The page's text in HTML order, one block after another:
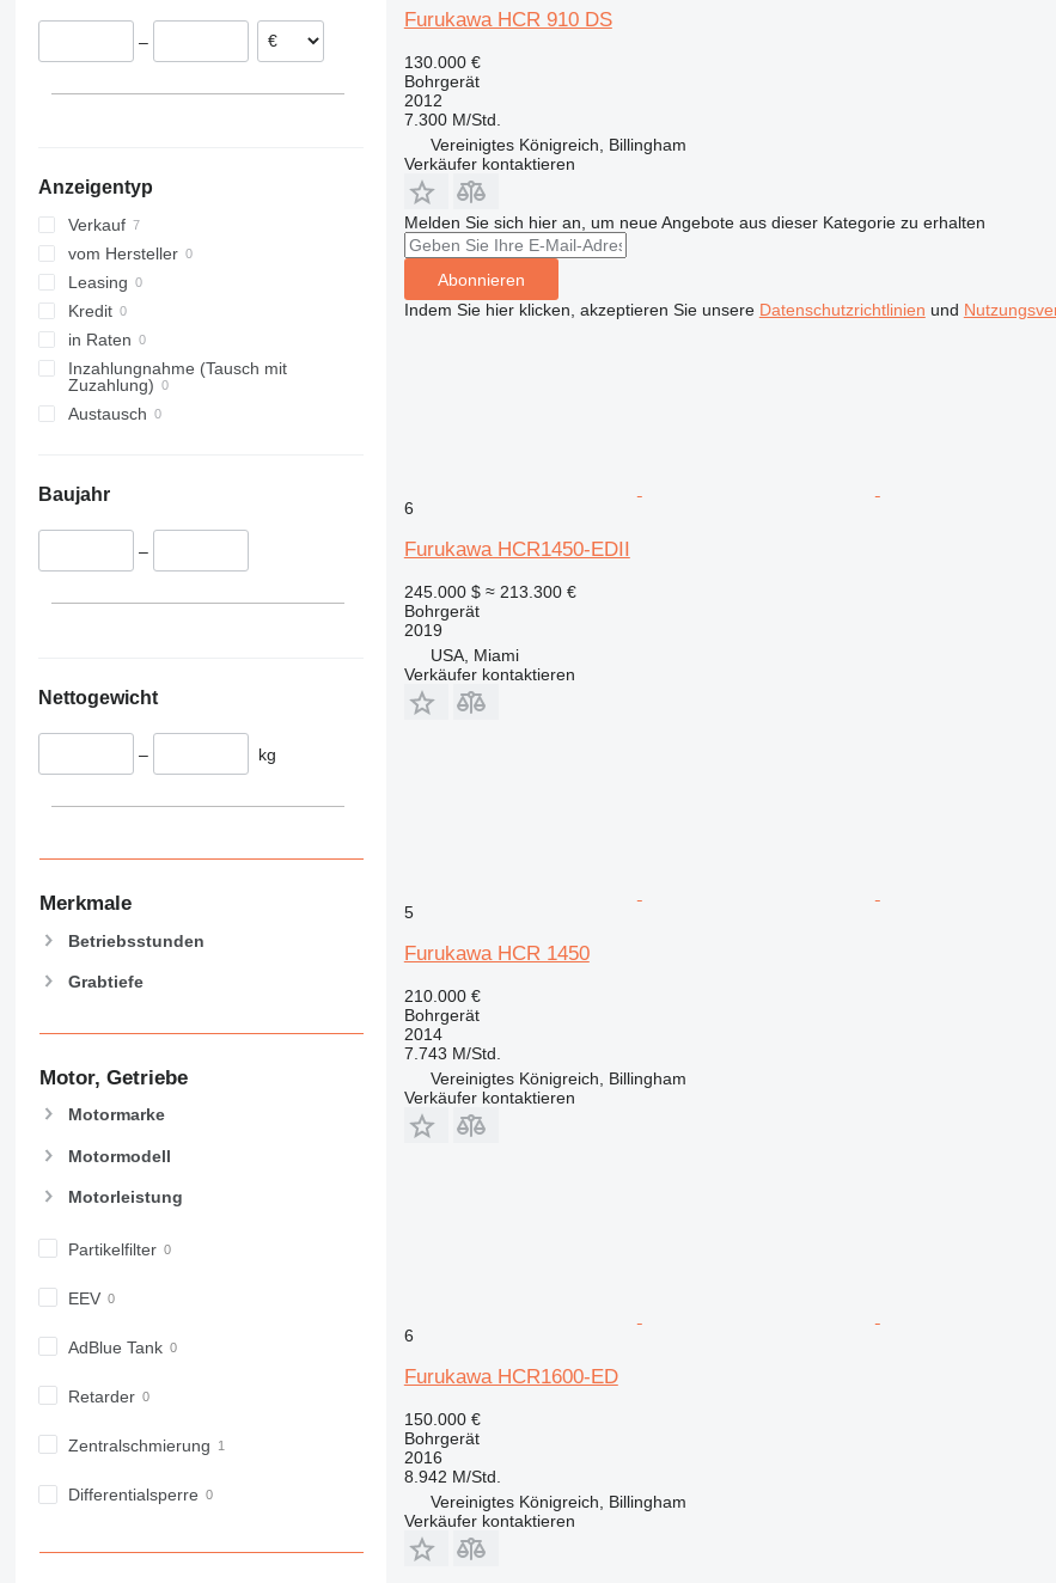
–
Anzeigentyp
Verkauf
vom Hersteller
Leasing
Kredit
in Raten
Inzahlungnahme (Tausch mit
Zuzahlung)
Austausch
Baujahr
–
Nettogewicht
– kg
Merkmale
Betriebsstunden
Grabtiefe
Motor, Getriebe
Motormarke
Motormodell
Motorleistung
Partikelfilter
EEV
AdBlue Tank
Retarder
Zentralschmierung
Differentialsperre
Furukawa HCR 910 DS
130.000 €
Bohrgerät
2012
7.300 M/Std.
Vereinigtes Königreich, Billingham
Verkäufer kontaktieren
Melden Sie sich hier an, um neue Angebote aus dieser Kategorie zu erhalten
Abonnieren
Indem Sie hier klicken, akzeptieren Sie unsere Datenschutzrichtlinien und
6
Furukawa HCR1450-EDII
245.000 $ ≈ 213.300 €
Bohrgerät
2019
USA, Miami
Verkäufer kontaktieren
5
Furukawa HCR 1450
210.000 €
Bohrgerät
2014
7.743 M/Std.
Vereinigtes Königreich, Billingham
Verkäufer kontaktieren
6
Furukawa HCR1600-ED
150.000 €
Bohrgerät
2016
8.942 M/Std.
Vereinigtes Königreich, Billingham
Verkäufer kontaktieren